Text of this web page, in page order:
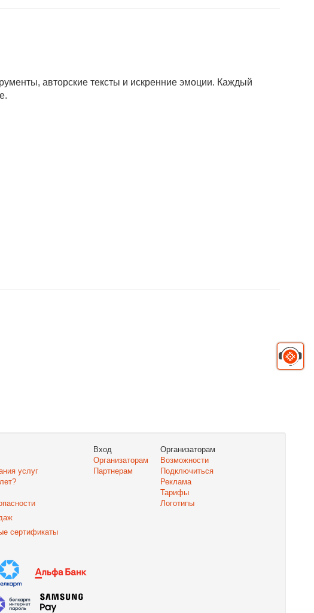
авторские тексты и искренние эмоции. Каждый
услуг
сертификаты
Вход
Организаторам
Партнерам
Организаторам
Возможности
Подключиться
Реклама
Тарифы
Логотипы